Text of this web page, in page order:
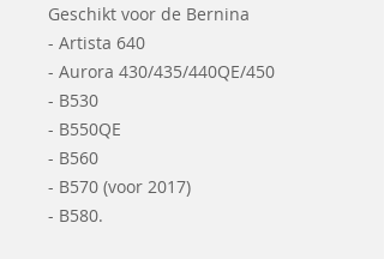
Geschikt voor de Bernina
- Artista 640
- Aurora 430/435/440QE/450
- B530
- B550QE
- B560
- B570 (voor 2017)
- B580.